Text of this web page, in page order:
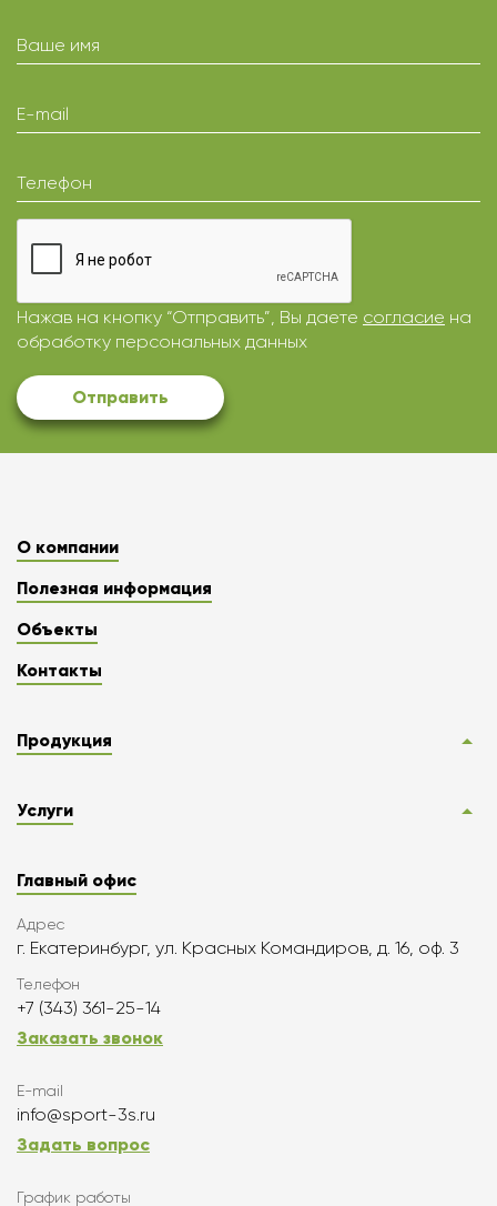
Ваше имя
E-mail
Телефон
Нажав на кнопку “Отправить”, Вы даете согласие на
обработку персональных данных
Отправить
О компании
Полезная информация
Объекты
Контакты
Продукция
Услуги
Главный офис
Адрес
г. Екатеринбург, ул. Красных Командиров, д. 16, оф. 3
Телефон
+7 (343) 361-25-14
Заказать звонок
E-mail
info@sport-3s.ru
Задать вопрос
График работы